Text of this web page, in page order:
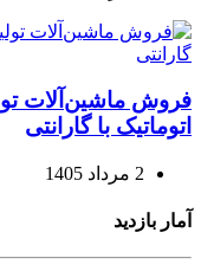
فروش ماشین‌آلات
اتوماتیک با گارانتی
2 مرداد 1405
آمار بازدید